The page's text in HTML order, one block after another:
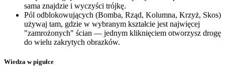
sama znajdzie i wyczyści trójkę.
Pól odblokowujących (Bomba, Rząd, Kolumna, Krzyż, Skos)
używaj tam, gdzie w wybranym kształcie jest najwięcej
"zamrożonych" ścian — jednym kliknięciem otworzysz drogę
do wielu zakrytych obrazków.
Wiedza w pigułce